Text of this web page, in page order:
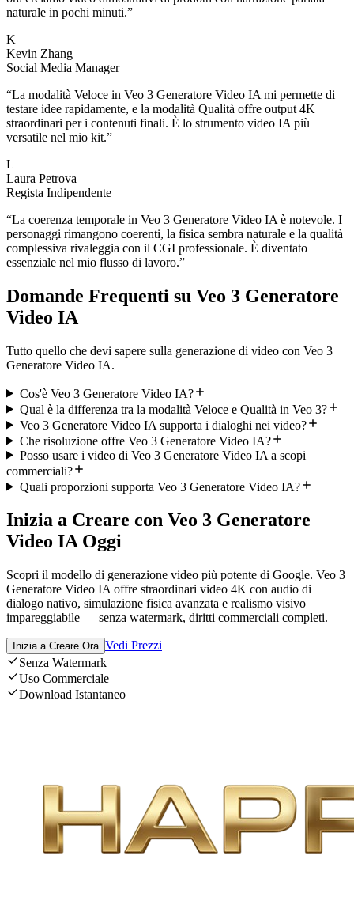
naturale in pochi minuti.”
K
Kevin Zhang
Social Media Manager
“La modalità Veloce in Veo 3 Generatore Video IA mi permette di
testare idee rapidamente, e la modalità Qualità offre output 4K
straordinari per i contenuti finali. È lo strumento video IA più
versatile nel mio kit.”
L
Laura Petrova
Regista Indipendente
“La coerenza temporale in Veo 3 Generatore Video IA è notevole. I
personaggi rimangono coerenti, la fisica sembra naturale e la qualità
complessiva rivaleggia con il CGI professionale. È diventato
essenziale nel mio flusso di lavoro.”
Domande Frequenti su Veo 3 Generatore
Video IA
Tutto quello che devi sapere sulla generazione di video con Veo 3
Generatore Video IA.
Cos'è Veo 3 Generatore Video IA?
Qual è la differenza tra la modalità Veloce e Qualità in Veo 3?
Veo 3 Generatore Video IA supporta i dialoghi nei video?
Che risoluzione offre Veo 3 Generatore Video IA?
Posso usare i video di Veo 3 Generatore Video IA a scopi
commerciali?
Quali proporzioni supporta Veo 3 Generatore Video IA?
Inizia a Creare con Veo 3 Generatore
Video IA Oggi
Scopri il modello di generazione video più potente di Google. Veo 3
Generatore Video IA offre straordinari video 4K con audio di
dialogo nativo, simulazione fisica avanzata e realismo visivo
impareggiabile — senza watermark, diritti commerciali completi.
Inizia a Creare Ora Vedi Prezzi
Senza Watermark
Uso Commerciale
Download Istantaneo